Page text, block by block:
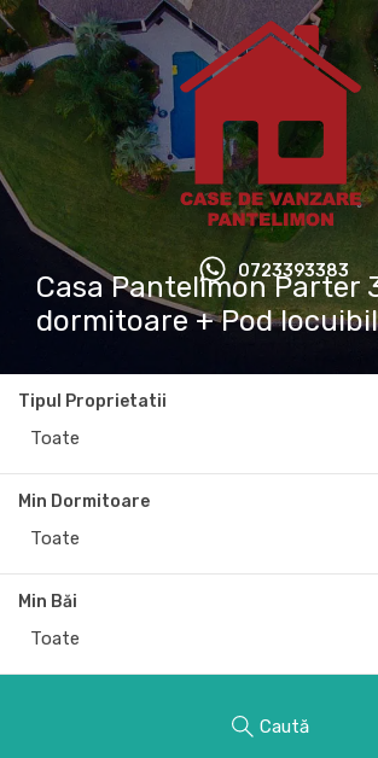
0723393383
Casa Pantelimon Parter
dormitoare + Pod locuibil
Tipul Proprietatii
Toate
Min Dormitoare
Toate
Min Băi
Toate
Caută